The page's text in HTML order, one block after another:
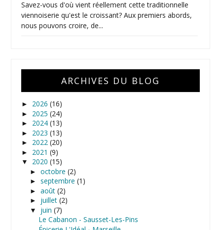
Savez-vous d'où vient réellement cette traditionnelle
viennoiserie qu'est le croissant? Aux premiers abords,
nous pouvons croire, de...
ARCHIVES DU BLOG
► 2026(16)
► 2025(24)
► 2024(13)
► 2023(13)
► 2022(20)
► 2021(9)
▼ 2020(15)
►octobre(2)
►septembre(1)
►août(2)
► juillet(2)
▼ juin(7)
Le Cabanon - Sausset-Les-Pins